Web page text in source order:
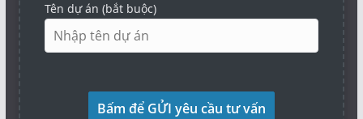
Tên dự án (bắt buộc)